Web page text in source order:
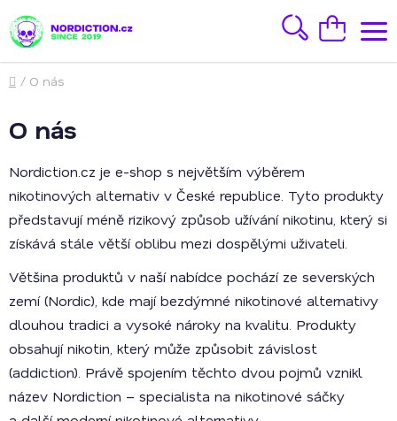
na
obsah
HledatNákupní
košík
Domů
/ O nás
O nás
Nordiction.cz je e-shop s největším výběrem
nikotinových alternativ v České republice. Tyto produkty
představují méně rizikový způsob užívání nikotinu, který si
získává stále větší oblibu mezi dospělými uživateli.
Většina produktů v naší nabídce pochází ze severských
zemí (Nordic), kde mají bezdýmné nikotinové alternativy
dlouhou tradici a vysoké nároky na kvalitu. Produkty
obsahují nikotin, který může způsobit závislost
(addiction). Právě spojením těchto dvou pojmů vznikl
název Nordiction – specialista na nikotinové sáčky